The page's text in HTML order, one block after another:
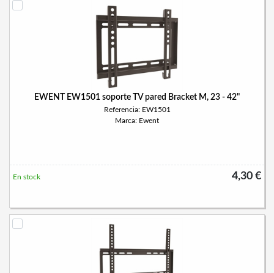
EWENT EW1501 soporte TV pared Bracket M, 23 - 42"
Referencia: EW1501
Marca: Ewent
4,30 €
En stock